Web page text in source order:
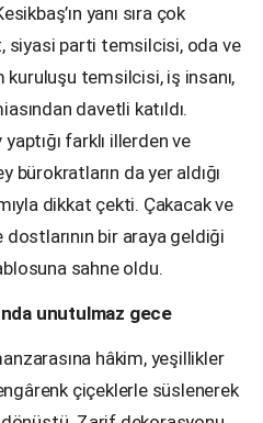
yanı sıra çok
siyasi parti temsilcisi, oda ve
kuruluşu temsilcisi, iş insanı,
davetli katıldı.
farklı illerden ve
bürokratların da yer aldığı
dikkat çekti. Çakacak ve
dostlarının bir araya geldiği
sahne oldu.
unutulmaz gece
hâkim, yeşillikler
çiçeklerle süslenerek